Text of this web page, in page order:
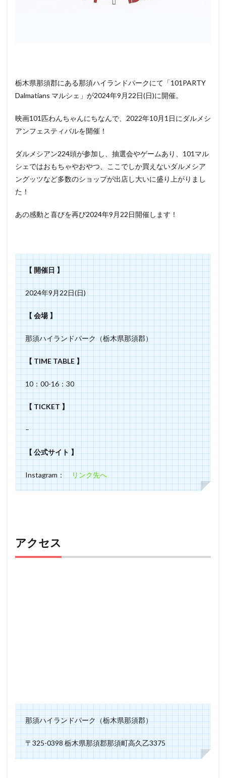
栃木県那須郡にある那須ハイランドパークにて「101PARTY
Dalmatians マルシェ」が2024年9月22日(日)に開催。
映画101匹わんちゃんにちなんで、2022年10月1日にダルメシ
アンフェスティバルを開催！
ダルメシアン224頭が参加し、抽選会やゲームあり、101マル
シェではおもちゃやおやつ、ここでしか買えないダルメシア
ングッツなど多数のショップが出店し大いに盛り上がりまし
た！
あの感動と喜びを再び2024年9月22日開催します！
【 開催日 】
2024年9月22日(日)
【 会場 】
那須ハイランドパーク（栃木県那須郡）
【 TIME TABLE 】
10：00-16：30
【 TICKET 】
–
【 公式サイト 】
Instagram：リンク先へ
アクセス
那須ハイランドパーク（栃木県那須郡）
〒325-0398 栃木県那須郡那須町高久乙3375